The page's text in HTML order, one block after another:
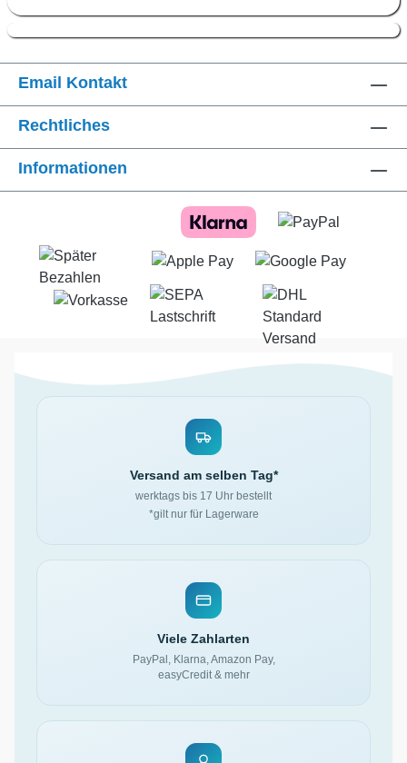
Email Kontakt
Rechtliches
Informationen
Versand am selben Tag*
werktags bis 17 Uhr bestellt
*gilt nur für Lagerware
Viele Zahlarten
PayPal, Klarna, Amazon Pay,
easyCredit & mehr